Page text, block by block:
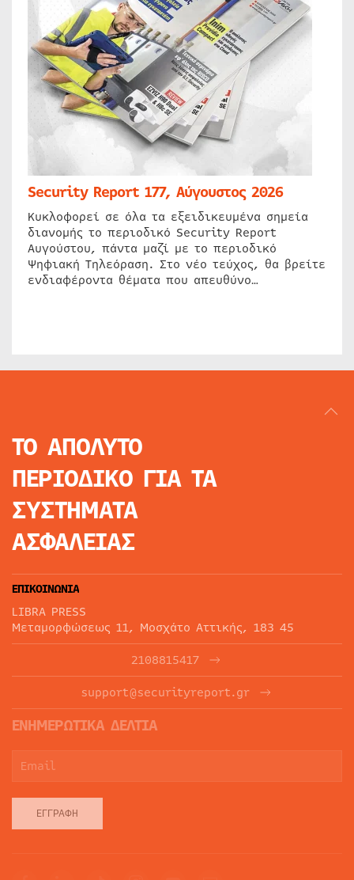
Security Report 177, Αύγουστος 2026
Κυκλοφορεί σε όλα τα εξειδικευμένα σημεία
διανομής το περιοδικό Security Report
Αυγούστου, πάντα μαζί με το περιοδικό
Ψηφιακή Τηλεόραση. Στο νέο τεύχος, θα βρείτε
ενδιαφέροντα θέματα που απευθύνο…
ΤΟ ΑΠΟΛΥΤΟ
ΠΕΡΙΟΔΙΚΟ ΓΙΑ ΤΑ
ΣΥΣΤΗΜΑΤΑ
ΑΣΦΑΛΕΙΑΣ
ΕΠΙΚΟΙΝΩΝΙΑ
LIBRA PRESS
Μεταμορφώσεως 11, Μοσχάτο Αττικής, 183 45
2108815417
support@securityreport.gr
ΕΝΗΜΕΡΩΤΙΚΑ ΔΕΛΤΙΑ
ΕΓΓΡΑΦΉ